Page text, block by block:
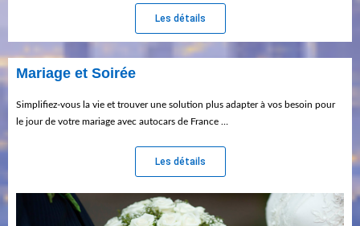
Les détails
Mariage et Soirée
Simplifiez-vous la vie et trouver une solution plus adapter à vos besoin pour
le jour de votre mariage avec autocars de France …
Les détails